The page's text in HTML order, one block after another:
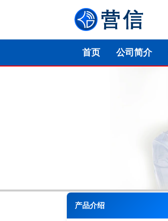
首页 公司简介
产品介绍